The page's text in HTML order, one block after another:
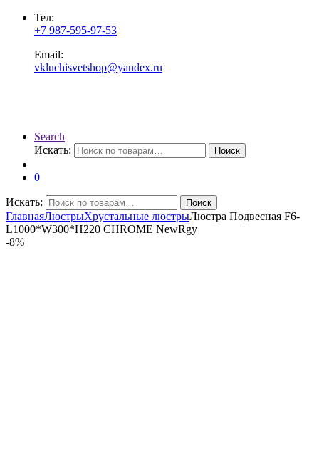
Тел:
+7 987-595-97-53
Email:
vkluchisvetshop@yandex.ru
Search
Искать:
Поиск
0
Искать: Поиск
ГлавнаяЛюстрыХрустальные люстрыЛюстра Подвесная F6-
L1000*W300*H220 CHROME NewRgy
-8%